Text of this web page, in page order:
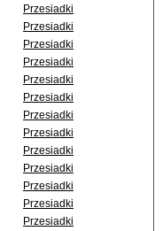
Przesiadki
Przesiadki
Przesiadki
Przesiadki
Przesiadki
Przesiadki
Przesiadki
Przesiadki
Przesiadki
Przesiadki
Przesiadki
Przesiadki
Przesiadki